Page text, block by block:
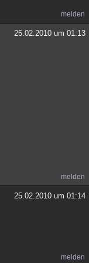
melden
25.02.2010 um 01:13
melden
25.02.2010 um 01:14
melden